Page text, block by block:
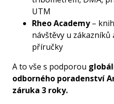
UTM
Rheo Academy–
návštěvy u
příručky
A to vše s podporou
odborného poradenství
záruka 3 roky.